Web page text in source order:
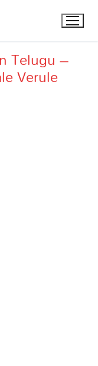
Telugu –
Verule